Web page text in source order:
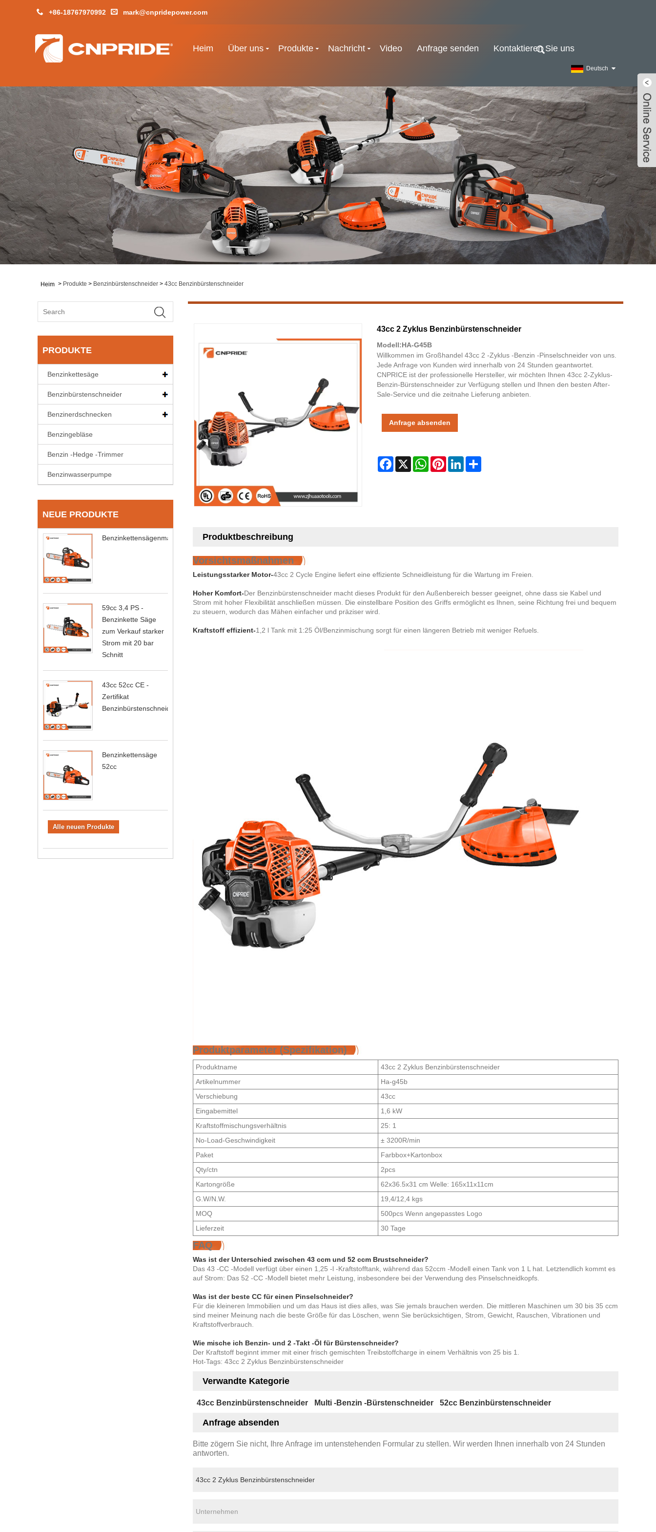
+86-18767970992 mark@cnpridepower.com
Heim Über uns Produkte Nachricht Video Anfrage senden Kontaktieren Sie uns
Deutsch
Heim > Produkte > Benzinbürstenschneider > 43cc Benzinbürstenschneider
PRODUKTE
Benzinkettesäge
Benzinbürstenschneider
Benzinerdschnecken
Benzingebläse
Benzin -Hedge -Trimmer
Benzinwasserpumpe
NEUE PRODUKTE
Benzinkettensägenmaschine
59cc 3,4 PS -
Benzinkette Säge
zum Verkauf starker
Strom mit 20 bar
Schnitt
43cc 52cc CE -
Zertifikat
Benzinbürstenschneider
Benzinkettensäge
52cc
Alle neuen Produkte
43cc 2 Zyklus Benzinbürstenschneider
Modell:HA-G45B
Willkommen im Großhandel 43cc 2 -Zyklus -Benzin -Pinselschneider von uns.
Jede Anfrage von Kunden wird innerhalb von 24 Stunden geantwortet.
CNPRICE ist der professionelle Hersteller, wir möchten Ihnen 43cc 2-Zyklus-
Benzin-Bürstenschneider zur Verfügung stellen und Ihnen den besten After-
Sale-Service und die zeitnahe Lieferung anbieten.
Anfrage absenden
Facebook
X WhatsAppPinterestLinkedInShare
Produktbeschreibung
Vorsichtsmaßnahmen
Leistungsstarker Motor-43cc 2 Cycle Engine liefert eine effiziente Schneidleistung für die Wartung im Freien.
Hoher Komfort-Der Benzinbürstenschneider macht dieses Produkt für den Außenbereich besser geeignet, ohne dass sie Kabel und
Strom mit hoher Flexibilität anschließen müssen. Die einstellbare Position des Griffs ermöglicht es Ihnen, seine Richtung frei und bequem
zu steuern, wodurch das Mähen einfacher und präziser wird.
Kraftstoff effizient-1,2 l Tank mit 1:25 Öl/Benzinmischung sorgt für einen längeren Betrieb mit weniger Refuels.
Produktparameter (Spezifikation)
Produktname
43cc 2 Zyklus Benzinbürstenschneider
Artikelnummer
Ha-g45b
Verschiebung
43cc
Eingabemittel
1,6 kW
Kraftstoffmischungsverhältnis
25: 1
No-Load-Geschwindigkeit
± 3200R/min
Paket
Farbbox+Kartonbox
Qty/ctn
2pcs
Kartongröße
62x36.5x31 cm Welle: 165x11x11cm
G.W/N.W.
19,4/12,4 kgs
MOQ
500pcs Wenn angepasstes Logo
Lieferzeit
30 Tage
FAQ
Was ist der Unterschied zwischen 43 ccm und 52 ccm Brustschneider?
Das 43 -CC -Modell verfügt über einen 1,25 -l -Kraftstofftank, während das 52ccm -Modell einen Tank von 1 L hat. Letztendlich kommt es
auf Strom: Das 52 -CC -Modell bietet mehr Leistung, insbesondere bei der Verwendung des Pinselschneidkopfs.
Was ist der beste CC für einen Pinselschneider?
Für die kleineren Immobilien und um das Haus ist dies alles, was Sie jemals brauchen werden. Die mittleren Maschinen um 30 bis 35 ccm
sind meiner Meinung nach die beste Größe für das Löschen, wenn Sie berücksichtigen, Strom, Gewicht, Rauschen, Vibrationen und
Kraftstoffverbrauch.
Wie mische ich Benzin- und 2 -Takt -Öl für Bürstenschneider?
Der Kraftstoff beginnt immer mit einer frisch gemischten Treibstoffcharge in einem Verhältnis von 25 bis 1.
Hot-Tags: 43cc 2 Zyklus Benzinbürstenschneider
Verwandte Kategorie
43cc Benzinbürstenschneider Multi -Benzin -Bürstenschneider 52cc Benzinbürstenschneider
Anfrage absenden
Bitte zögern Sie nicht, Ihre Anfrage im untenstehenden Formular zu stellen. Wir werden Ihnen innerhalb von 24 Stunden
antworten.